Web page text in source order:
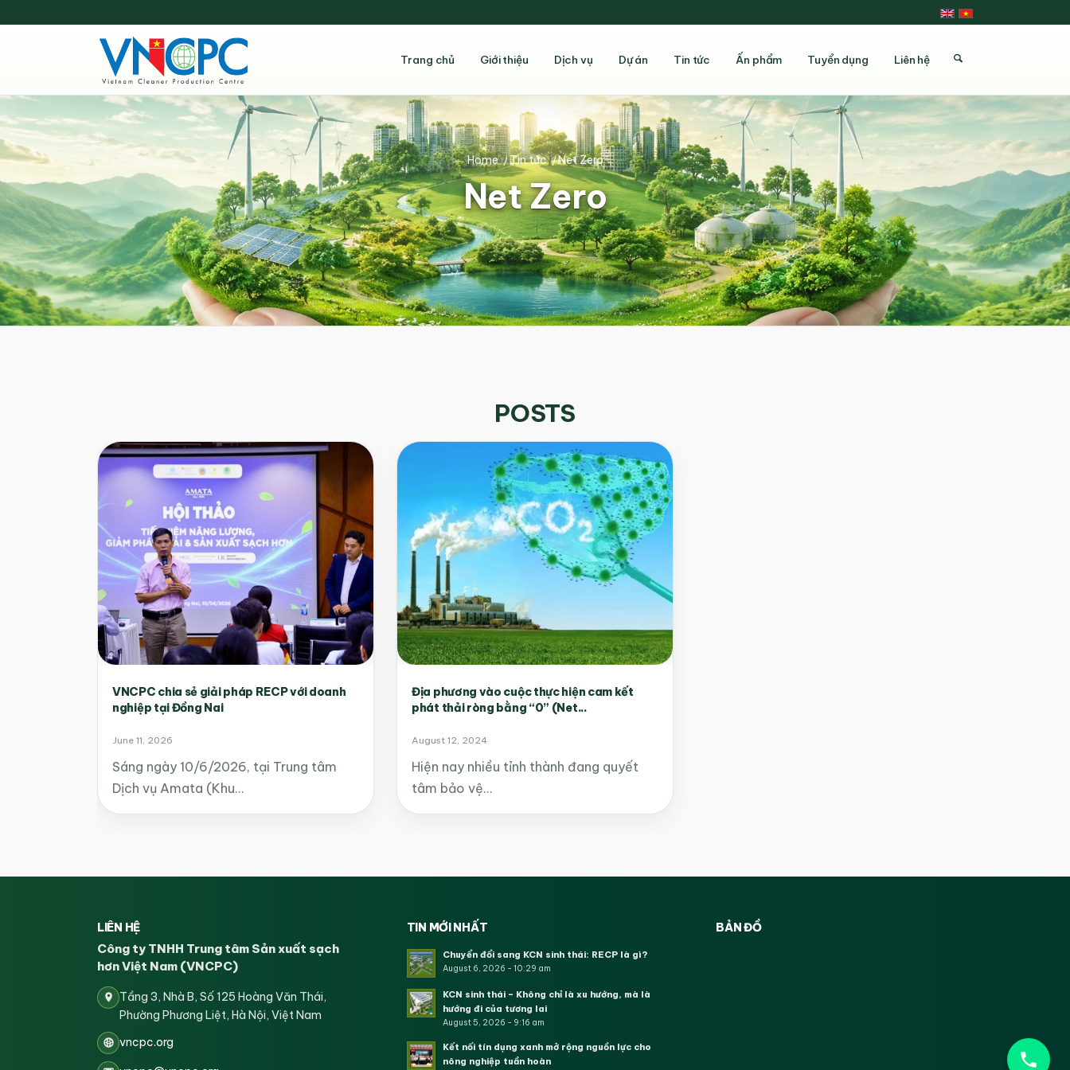
Trang chủ Giới thiệu Dịch vụ Dự án Tin tức Ấn phẩm Tuyển dụng Liên hệ
Net Zero
Home /Tin tức /Net Zero
POSTS
VNCPC chia sẻ giải pháp RECP với doanh
nghiệp tại Đồng Nai
June 11, 2026
Sáng ngày 10/6/2026, tại Trung tâm
Dịch vụ Amata (Khu…
Địa phương vào cuộc thực hiện cam kết
phát thải ròng bằng “0” (Net...
August 12, 2024
Hiện nay nhiều tỉnh thành đang quyết
tâm bảo vệ…
LIÊN HỆ
Công ty TNHH Trung tâm Sản xuất sạch
hơn Việt Nam (VNCPC)
Tầng 3, Nhà B, Số 125 Hoàng Văn Thái,
Phường Phương Liệt, Hà Nội, Việt Nam
vncpc.org
TIN MỚI NHẤT
Chuyển đổi sang KCN sinh thái: RECP là gì?
August 6, 2026 - 10:29 am
KCN sinh thái – Không chỉ là xu hướng, mà là
hướng đi của tương lai
August 5, 2026 - 9:16 am
Kết nối tín dụng xanh mở rộng nguồn lực cho
nông nghiệp tuần hoàn
BẢN ĐỒ